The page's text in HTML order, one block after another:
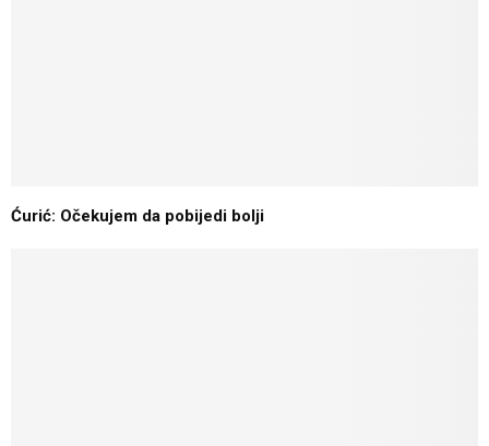
Ćurić: Očekujem da pobijedi bolji